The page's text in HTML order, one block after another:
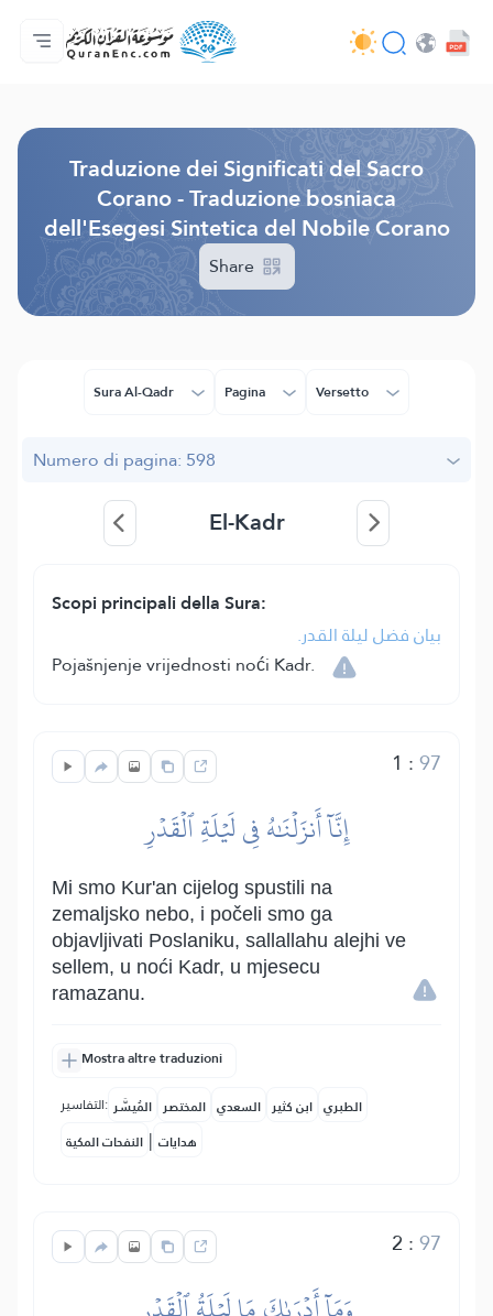
Home
Indice traduzioni
Audio
Servizi per sviluppatori - API
Sul progetto
Contattaci
Lingua
Traduzione dei Significati del Sacro
Corano - Traduzione bosniaca
dell'Esegesi Sintetica del Nobile Corano
Share
Sura Al-Qadr Pagina Versetto
Numero di pagina: 598
El-Kadr
Scopi principali della Sura:
بيان فضل ليلة القدر.
Pojašnjenje vrijednosti noći Kadr.
1 :97
إِنَّآ أَنزَلۡنَٰهُ فِي لَيۡلَةِ ٱلۡقَدۡرِ
Mi smo Kur'an cijelog spustili na
zemaljsko nebo, i počeli smo ga
objavljivati Poslaniku, sallallahu alejhi ve
sellem, u noći Kadr, u mjesecu
ramazanu.
Mostra altre traduzioni
التفاسير: المُيسَّر المختصر السعدي ابن كثير الطبري
النفحات المكية | هدايات
2 :97